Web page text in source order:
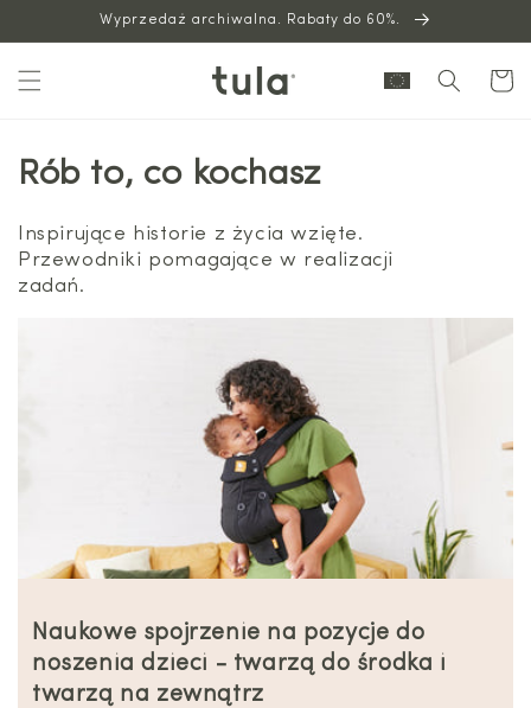
Wyprzedaż archiwalna. Rabaty do 60%.
Wózek
Rób to, co kochasz
Inspirujące historie z życia wzięte.
Przewodniki pomagające w realizacji
zadań.
Naukowe spojrzenie na pozycje do
noszenia dzieci - twarzą do środka i
twarzą na zewnątrz